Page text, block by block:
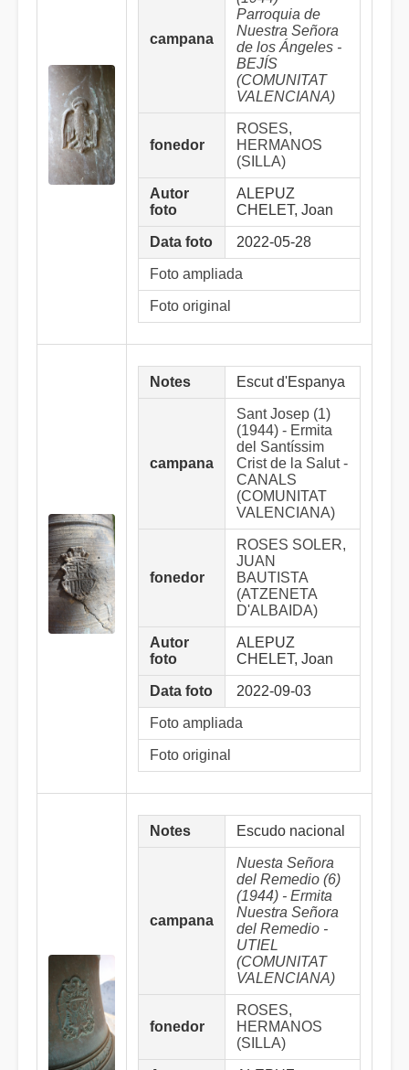
campana
Parroquia de
Nuestra Señora
de los Ángeles -
BEJÍS
(COMUNITAT
VALENCIANA)
fonedor
ROSES,
HERMANOS
(SILLA)
Autor
foto
ALEPUZ
CHELET, Joan
Data foto 2022-05-28
Foto ampliada
Foto original
Notes Escut d'Espanya
campana
Sant Josep (1)
(1944) - Ermita
del Santíssim
Crist de la Salut -
CANALS
(COMUNITAT
VALENCIANA)
fonedor
ROSES SOLER,
JUAN
BAUTISTA
(ATZENETA
D'ALBAIDA)
Autor
foto
ALEPUZ
CHELET, Joan
Data foto 2022-09-03
Foto ampliada
Foto original
Notes Escudo nacional
campana
Nuesta Señora
del Remedio (6)
(1944) - Ermita
Nuestra Señora
del Remedio -
UTIEL
(COMUNITAT
VALENCIANA)
fonedor
ROSES,
HERMANOS
(SILLA)